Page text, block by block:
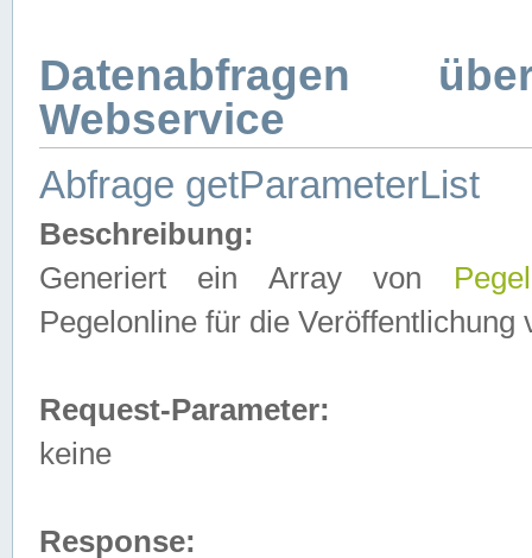
Datenabfragen
Webservice
Abfrage getParameterList
Beschreibung:
Generiert ein Array von
Pegelonline für die Veröffentlichung
Request-Parameter:
keine
Response: